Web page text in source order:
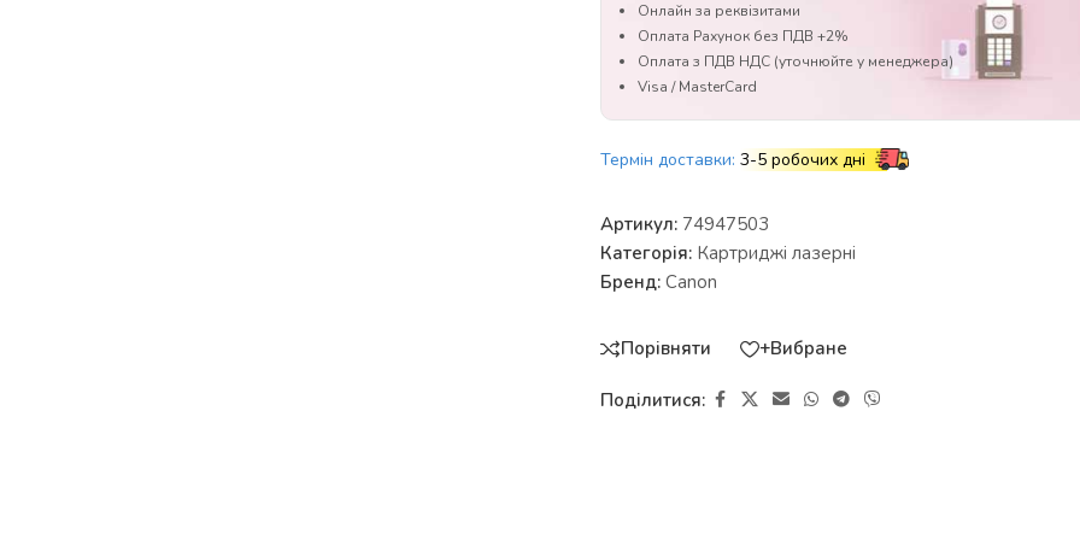
Онлайн за реквізитами
Оплата Рахунок без ПДВ +2%
Оплата з ПДВ НДС (уточнюйте у менеджера)
Visa / MasterCard
Термін доставки: 3-5 робочих дні
Артикул: 74947503
Категорія: Картриджі лазерні
Бренд: Canon
Порівняти +Вибране
Поділитися: